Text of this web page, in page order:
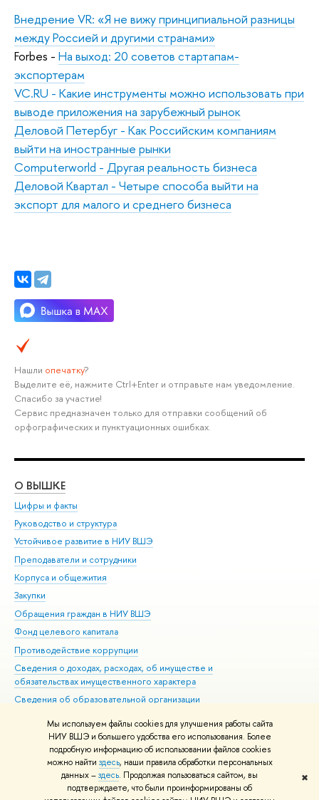
Мы используем файлы cookies для улучшения работы сайта
НИУ ВШЭ и большего удобства его использования. Более
подробную информацию об использовании файлов cookies
можно найти здесь, наши правила обработки персональных
данных –здесь. Продолжая пользоваться сайтом, вы
подтверждаете, что были проинформированы об
✖
Внедрение VR: «Я не вижу принципиальной разницы
между Россией и другими странами»
Forbes - На выход: 20 советов стартапам-
экспортерам
VC.RU - Какие инструменты можно использовать при
выводе приложения на зарубежный рынок
Деловой Петербуг - Как Российским компаниям
выйти на иностранные рынки
Computerworld - Другая реальность бизнеса
Деловой Квартал - Четыре способа выйти на
экспорт для малого и среднего бизнеса
Нашли опечатку?
Выделите её, нажмите Ctrl+Enter и отправьте нам уведомление.
Спасибо за участие!
Сервис предназначен только для отправки сообщений об
орфографических и пунктуационных ошибках.
О ВЫШКЕ
Цифры и факты
Руководство и структура
Устойчивое развитие в НИУ ВШЭ
Преподаватели и сотрудники
Корпуса и общежития
Закупки
Обращения граждан в НИУ ВШЭ
Фонд целевого капитала
Противодействие коррупции
Сведения о доходах, расходах, об имуществе и
обязательствах имущественного характера
Сведения об образовательной организации
Людям с ограниченными возможностями здоровья
Единая платежная страница
Работа в Вышке